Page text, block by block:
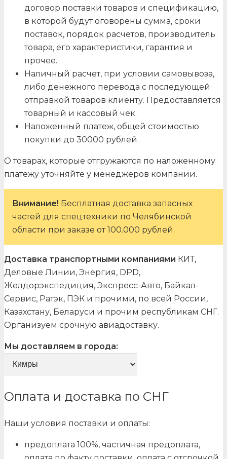
договор поставки товаров и спецификацию,
в которой будут оговорены сумма, сроки
поставок, порядок расчетов, производитель
товара, его характеристики, гарантия и
прочее.
Наличный расчет, при условии самовывоза,
либо денежного перевода с последующей
отправкой товаров клиенту. Предоставляется
товарный и кассовый чек.
Наложенный платеж, общей стоимостью
покупки до 30000 рублей.
О товарах, которые отгружаются по наложенному
платежу уточняйте у менеджеров компании.
Внимание! Бесплатная доставка запасных
частей для спецтехники по Челябинской
области при заказе от 100.000 рублей.
Доставка транспортными компаниями КИТ,
Деловые Линии, Энергия, DPD,
Желдорэкспедиция, Экспресс-Авто, Байкал-
Сервис, Ратэк, ПЭК и прочими, по всей России,
Казахстану, Беларуси и прочим республикам СНГ.
Организуем срочную авиадоставку.
Мы доставляем в города:
Оплата и доставка по СНГ
Наши условия поставки и оплаты:
предоплата 100%, частичная предоплата,